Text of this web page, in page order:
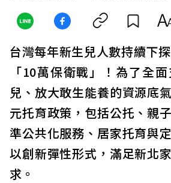
台灣每年新生兒人數持續下
「10萬保衛戰」！為了全
兒、放大敢生能養的資源底
元托育政策，包括公托、親
準公共化服務、居家托育與
以創新彈性形式，滿足新北
求。